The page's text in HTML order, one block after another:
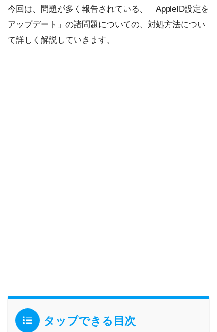
今回は、問題が多く報告されている、「AppleID設定を
アップデート」の諸問題についての、対処方法につい
て詳しく解説していきます。
タップできる目次